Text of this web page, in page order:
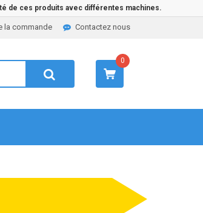
de ces produits avec différentes machines.
Contactez nous
la commande
0